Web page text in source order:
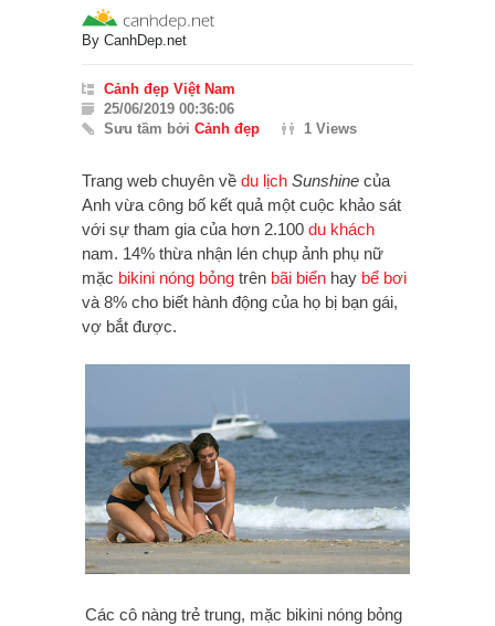
By CanhDep.net
Cảnh đẹp Việt Nam
25/06/2019 00:36:06
Sưu tầm bởi Cảnh đẹp 1 Views
Trang web chuyên về du lịch Sunshine của
Anh vừa công bố kết quả một cuộc khảo sát
với sự tham gia của hơn 2.100 du khách
nam. 14% thừa nhận lén chụp ảnh phụ nữ
mặc bikini nóng bỏng trên bãi biển hay bể bơi
và 8% cho biết hành động của họ bị bạn gái,
vợ bắt được.
Các cô nàng trẻ trung, mặc bikini nóng bỏng